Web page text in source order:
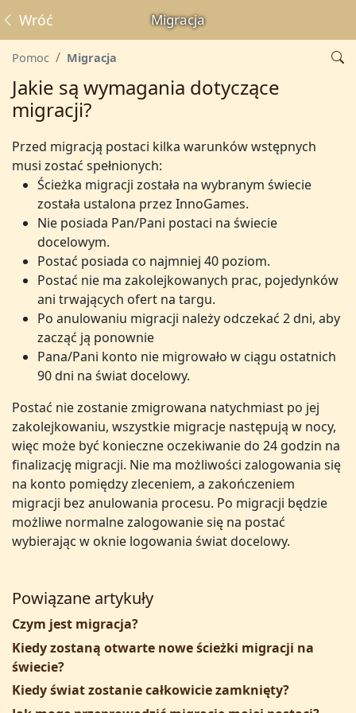
Migracja
Wróć
Pomoc Migracja
Jakie są wymagania dotyczące
migracji?
Przed migracją postaci kilka warunków wstępnych
musi zostać spełnionych:
Ścieżka migracji została na wybranym świecie
została ustalona przez InnoGames.
Nie posiada Pan/Pani postaci na świecie
docelowym.
Postać posiada co najmniej 40 poziom.
Postać nie ma zakolejkowanych prac, pojedynków
ani trwających ofert na targu.
Po anulowaniu migracji należy odczekać 2 dni, aby
zacząć ją ponownie
Pana/Pani konto nie migrowało w ciągu ostatnich
90 dni na świat docelowy.
Postać nie zostanie zmigrowana natychmiast po jej
zakolejkowaniu, wszystkie migracje następują w nocy,
więc może być konieczne oczekiwanie do 24 godzin na
finalizację migracji. Nie ma możliwości zalogowania się
na konto pomiędzy zleceniem, a zakończeniem
migracji bez anulowania procesu. Po migracji będzie
możliwe normalne zalogowanie się na postać
wybierając w oknie logowania świat docelowy.
Powiązane artykuły
Czym jest migracja?
Kiedy zostaną otwarte nowe ścieżki migracji na
świecie?
Kiedy świat zostanie całkowicie zamknięty?